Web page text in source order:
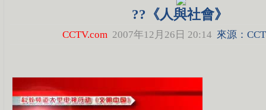
??《人與社會》
CCTV.com 2007年12月26日 20:14 來源：